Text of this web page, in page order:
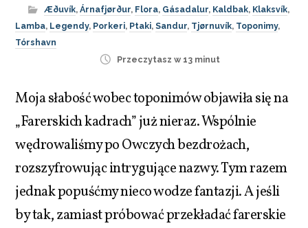
Æðuvík,Árnafjørður, Flora, Gásadalur, Kaldbak, Klaksvík,
Lamba, Legendy, Porkeri, Ptaki,Sandur, Tjørnuvík, Toponimy,
Tórshavn
Przeczytasz w 13 minut
Moja słabość wobec toponimów objawiła się na
„Farerskich kadrach” już nieraz. Wspólnie
wędrowaliśmy po Owczych bezdrożach,
rozszyfrowując intrygujące nazwy. Tym razem
jednak popuśćmy nieco wodze fantazji. A jeśli
by tak, zamiast próbować przekładać farerskie